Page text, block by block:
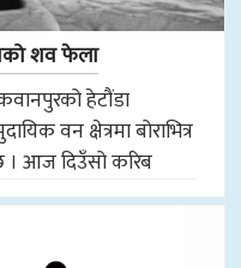
शव फेला
हेटौंडा
वन क्षेत्रमा बोराभित्र
आज दिउँसो करिब